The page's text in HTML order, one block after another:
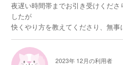
夜遅い時間帯までお引き受けくだ
したが
快くやり方を教えてくださり、無事
2023年 12月の利用者